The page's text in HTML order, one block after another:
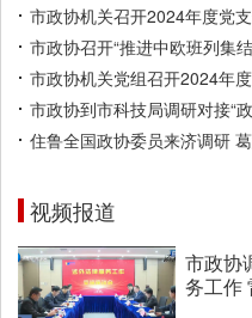
市政协机关召开2024年度党
市政协召开“推进中欧班列集
市政协机关党组召开2024年
市政协到市科技局调研对接“
住鲁全国政协委员来济调研
视频报道
市政协
务工作